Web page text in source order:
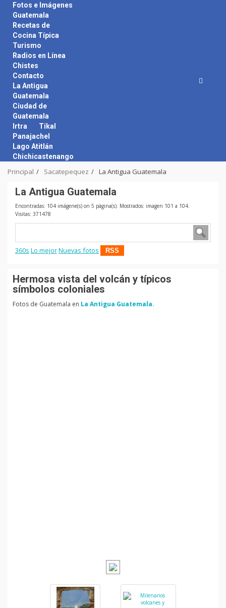
content
Fotos e Imágenes
Guatemala
Recetas de
Cocina Típica
Turismo
Radios en Línea
Chistes
Contacto
La Antigua
Guatemala
Ciudad de
Guatemala
Irtra
Tikal
Panajachel
Lago Atitlán
Chichicastenango
Principal Sacatepequez La Antigua Guatemala
La Antigua Guatemala
Encontradas: 104 imágene(s) on 5 página(s). Mostrados: imagen 101 a 104.
Visitas: 371478
360s Lo mejorNuevas fotos RSS
Hermosa vista del volcán y típicos
símbolos coloniales
Fotos de Guatemala en La Antigua Guatemala.